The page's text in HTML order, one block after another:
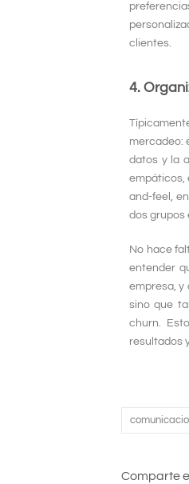
clientes.
4.
mercadeo:
datos y la
empáticos,
and-feel,
dos grupos
No hace
entender
empresa, y
sino que
churn.
resultados
Comparte